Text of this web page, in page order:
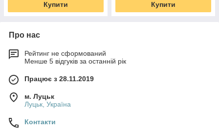
Купити Купити
Про нас
Рейтинг не сформований
Менше 5 відгуків за останній рік
Працює з 28.11.2019
м. Луцьк
Луцьк, Україна
Контакти